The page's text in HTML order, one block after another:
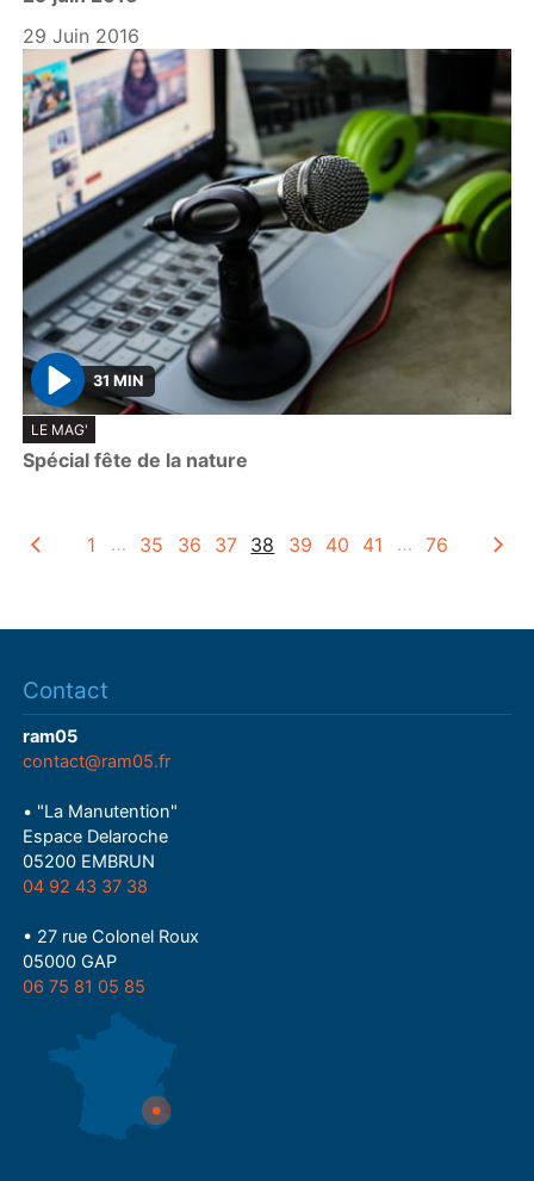
y
29 Juin 2016
P
l
a
31 MIN
LE MAG'
Spécial fête de la nature
1 … 35 36 37 38 39 40 41 … 76
Contact
ram05
contact@ram05.fr
• "La Manutention"
Espace Delaroche
05200 EMBRUN
04 92 43 37 38
• 27 rue Colonel Roux
05000 GAP
06 75 81 05 85